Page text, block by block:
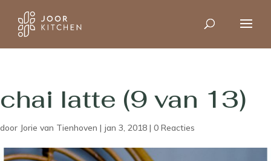
chai latte (9 van 13)
door Jorie van Tienhoven | jan 3, 2018 | 0 Reacties